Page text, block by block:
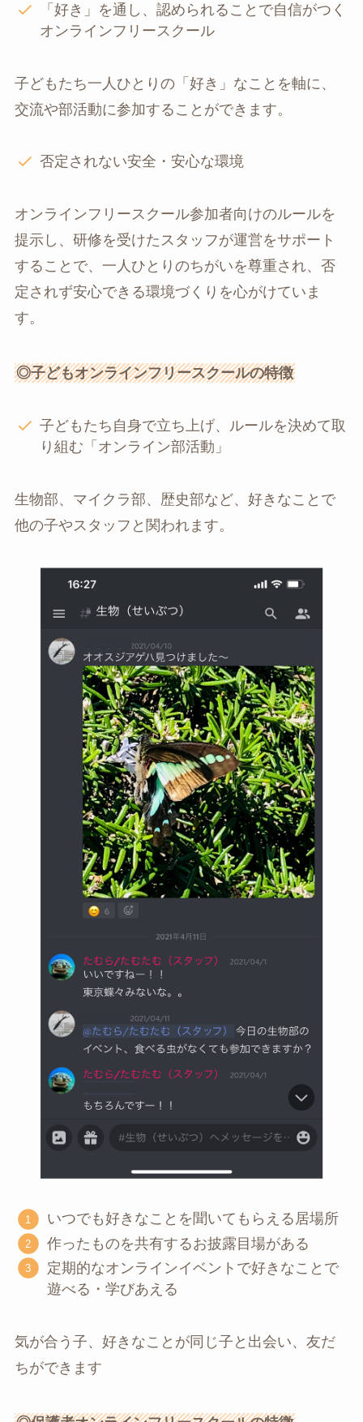
「好き」を通し、認められることで自信がつく
オンラインフリースクール
子どもたち一人ひとりの「好き」なことを軸に、
交流や部活動に参加することができます。
否定されない安全・安心な環境
オンラインフリースクール参加者向けのルールを
提示し、研修を受けたスタッフが運営をサポート
することで、一人ひとりのちがいを尊重され、否
定されず安心できる環境づくりを心がけていま
す。
◎子どもオンラインフリースクールの特徴
子どもたち自身で立ち上げ、ルールを決めて取
り組む「オンライン部活動」
生物部、マイクラ部、歴史部など、好きなことで
他の子やスタッフと関われます。
いつでも好きなことを聞いてもらえる居場所
作ったものを共有するお披露目場がある
定期的なオンラインイベントで好きなことで
遊べる・学びあえる
気が合う子、好きなことが同じ子と出会い、友だ
ちができます